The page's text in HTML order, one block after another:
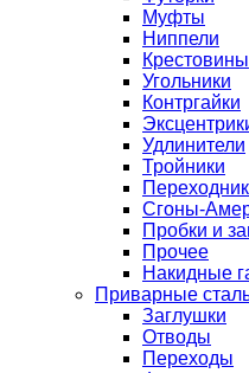
Муфты
Ниппели
Крестовины
Угольники
Контргайки
Удлинители
Тройники
Сгоны-
Пробки и
Прочее
Накидные
Приварные
Заглушки
Отводы
Переходы